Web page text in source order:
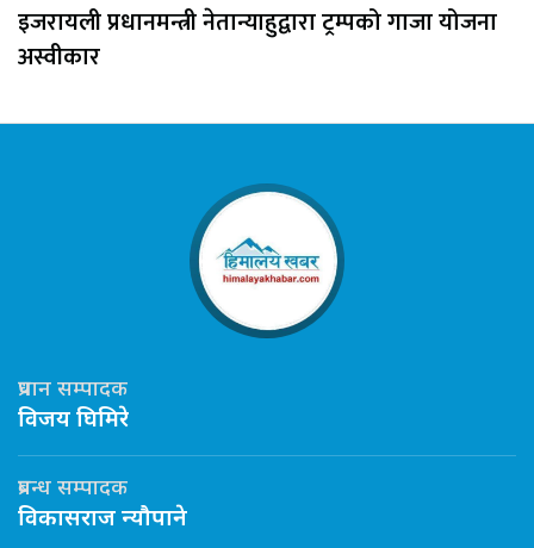
इजरायली प्रधानमन्त्री नेतान्याहुद्वारा ट्रम्पको गाजा योजना
अस्वीकार
प्रधान सम्पादक
विजय घिमिरे
प्रबन्ध सम्पादक
विकासराज न्यौपाने